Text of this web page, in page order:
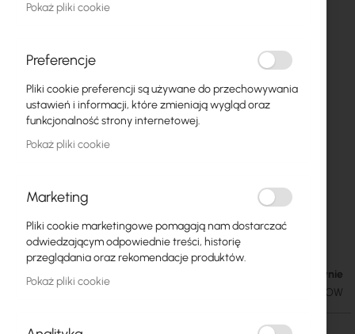
początek
galerii
Mikrotik Internal power supply for CCR and
CRS (24V2APOW)
59,91 zł
48,71 zł
W magazynie
RTB-ZAS-24V2APOW
Pokaż pliki cookie
Preferencje
Pliki cookie preferencji są używane do przechowywania
ustawień i informacji, które zmieniają wygląd oraz
funkcjonalność strony internetowej.
Pokaż pliki cookie
Marketing
Pliki cookie marketingowe pomagają nam dostarczać
odwiedzającym odpowiednie treści, historię
przeglądania oraz rekomendacje produktów.
Pokaż pliki cookie